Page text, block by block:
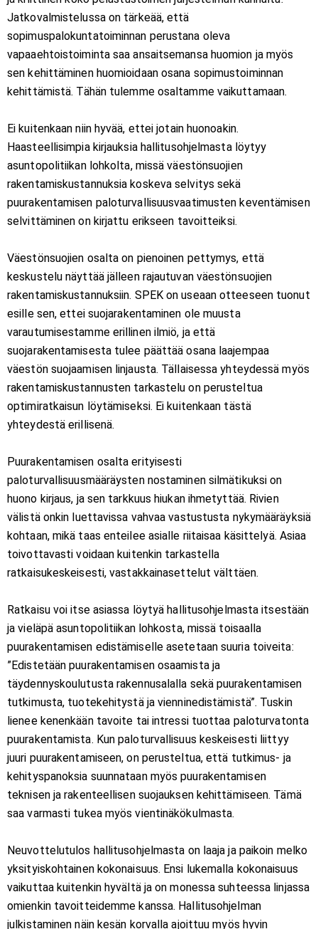
Jatkovalmistelussa on tärkeää, että
sopimuspalokuntatoiminnan perustana oleva
vapaaehtoistoiminta saa ansaitsemansa huomion ja myös
sen kehittäminen huomioidaan osana sopimustoiminnan
kehittämistä. Tähän tulemme osaltamme vaikuttamaan.
Ei kuitenkaan niin hyvää, ettei jotain huonoakin.
Haasteellisimpia kirjauksia hallitusohjelmasta löytyy
asuntopolitiikan lohkolta, missä väestönsuojien
rakentamiskustannuksia koskeva selvitys sekä
puurakentamisen paloturvallisuusvaatimusten keventämisen
selvittäminen on kirjattu erikseen tavoitteiksi.
Väestönsuojien osalta on pienoinen pettymys, että
keskustelu näyttää jälleen rajautuvan väestönsuojien
rakentamiskustannuksiin. SPEK on useaan otteeseen tuonut
esille sen, ettei suojarakentaminen ole muusta
varautumisestamme erillinen ilmiö, ja että
suojarakentamisesta tulee päättää osana laajempaa
väestön suojaamisen linjausta. Tällaisessa yhteydessä myös
rakentamiskustannusten tarkastelu on perusteltua
optimiratkaisun löytämiseksi. Ei kuitenkaan tästä
yhteydestä erillisenä.
Puurakentamisen osalta erityisesti
paloturvallisuusmääräysten nostaminen silmätikuksi on
huono kirjaus, ja sen tarkkuus hiukan ihmetyttää. Rivien
välistä onkin luettavissa vahvaa vastustusta nykymääräyksiä
kohtaan, mikä taas enteilee asialle riitaisaa käsittelyä. Asiaa
toivottavasti voidaan kuitenkin tarkastella
ratkaisukeskeisesti, vastakkainasettelut välttäen.
Ratkaisu voi itse asiassa löytyä hallitusohjelmasta itsestään
ja vieläpä asuntopolitiikan lohkosta, missä toisaalla
puurakentamisen edistämiselle asetetaan suuria toiveita:
”Edistetään puurakentamisen osaamista ja
täydennyskoulutusta rakennusalalla sekä puurakentamisen
tutkimusta, tuotekehitystä ja vienninedistämistä”. Tuskin
lienee kenenkään tavoite tai intressi tuottaa paloturvatonta
puurakentamista. Kun paloturvallisuus keskeisesti liittyy
juuri puurakentamiseen, on perusteltua, että tutkimus- ja
kehityspanoksia suunnataan myös puurakentamisen
teknisen ja rakenteellisen suojauksen kehittämiseen. Tämä
saa varmasti tukea myös vientinäkökulmasta.
Neuvottelutulos hallitusohjelmasta on laaja ja paikoin melko
yksityiskohtainen kokonaisuus. Ensi lukemalla kokonaisuus
vaikuttaa kuitenkin hyvältä ja on monessa suhteessa linjassa
omienkin tavoitteidemme kanssa. Hallitusohjelman
julkistaminen näin kesän korvalla ajoittuu myös hyvin